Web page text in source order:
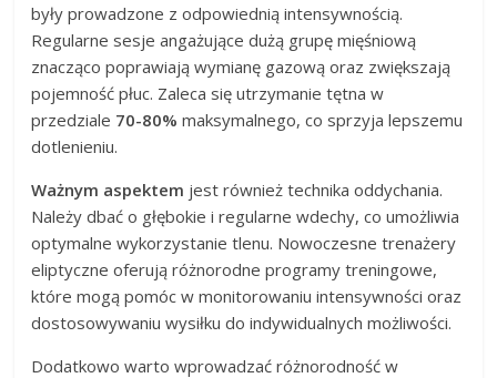
były prowadzone z odpowiednią intensywnością.
Regularne sesje angażujące dużą grupę mięśniową
znacząco poprawiają wymianę gazową oraz zwiększają
pojemność płuc. Zaleca się utrzymanie tętna w
przedziale 70-80% maksymalnego, co sprzyja lepszemu
dotlenieniu.
Ważnym aspektem jest również technika oddychania.
Należy dbać o głębokie i regularne wdechy, co umożliwia
optymalne wykorzystanie tlenu. Nowoczesne trenażery
eliptyczne oferują różnorodne programy treningowe,
które mogą pomóc w monitorowaniu intensywności oraz
dostosowywaniu wysiłku do indywidualnych możliwości.
Dodatkowo warto wprowadzać różnorodność w